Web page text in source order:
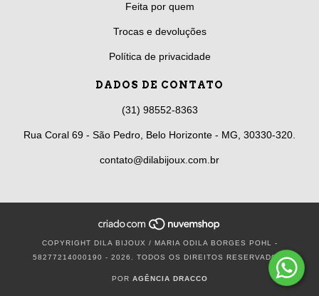
Feita por quem
Trocas e devoluções
Política de privacidade
DADOS DE CONTATO
(31) 98552-8363
Rua Coral 69 - São Pedro, Belo Horizonte - MG, 30330-320.
contato@dilabijoux.com.br
COPYRIGHT DILA BIJOUX / MARIA ODILA BORGES POHL -
58277214000190 - 2026. TODOS OS DIREITOS RESERVADOS.
POR AGÊNCIA DRACCO